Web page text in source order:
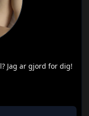
Jag ar gjord for dig!